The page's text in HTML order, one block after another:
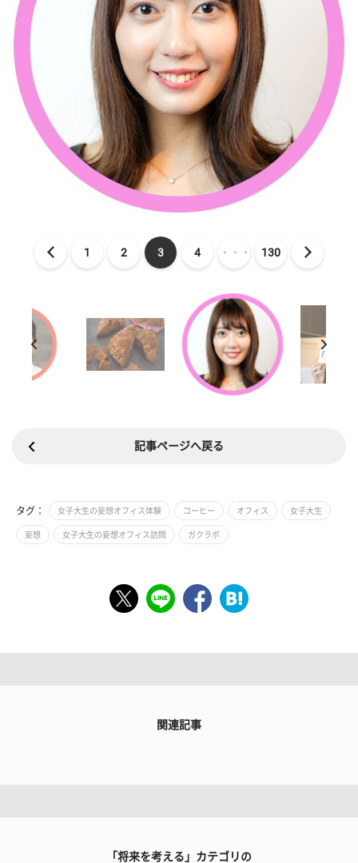
1 2 3 4 ・・・ 130
記事ページへ戻る
タグ： 女子大生の妄想オフィス体験 コーヒー オフィス 女子大生
妄想 女子大生の妄想オフィス訪問 ガクラボ
関連記事
「将来を考える」カテゴリの